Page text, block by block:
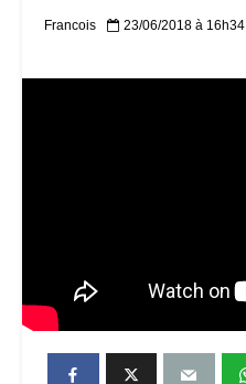
Francois 23/06/2018 à 16h34